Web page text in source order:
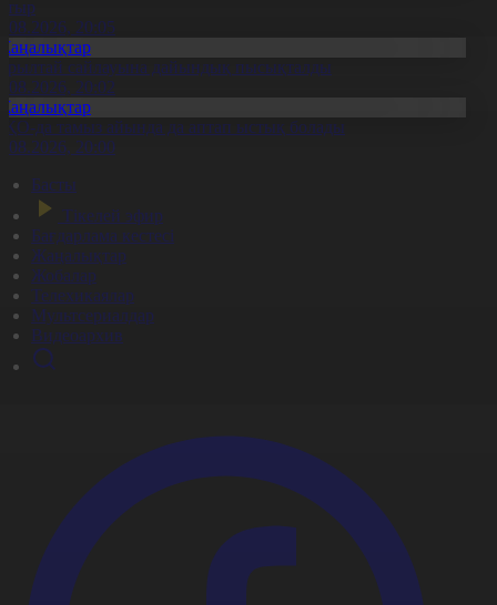
20:05
сайлауына дайындық пысықталды
20:02
да тамыз айында да аптап ыстық болады
20:00
Басты
Тікелей эфир
Бағдарлама кестесі
Жаңалықтар
Жобалар
Телехикаялар
Мультсериалдар
Видеоархив